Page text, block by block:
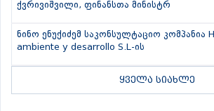
ქვრივიშვილი, ფინანსთა მინისტრ
ნინო ენუქიძემ საკონსულტაციო კომპანია
ambiente y desarrollo S.L-ის
ყველა სიახლე